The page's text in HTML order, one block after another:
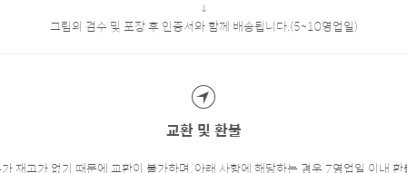
그림의 검수 및 포장 후 인증서와 함께 배송됩니다.(5~10영업일)
교환 및 환불
재고가 없기 때문에 교환이 불가하며, 아래 사항에 해당하는 경우 7영업일 이내